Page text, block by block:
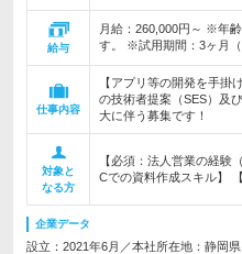
給与
月給：260,000円～ ※年
す。 ※試用期間：3ヶ月（
仕事内容
【アプリ等の開発を手掛
の技術者提案（SES）及
大に伴う募集です！
対象と
なる方
【必須：法人営業の経験
Cでの資料作成スキル】
企業データ
設立：2021年6月／本社所在地：静岡県